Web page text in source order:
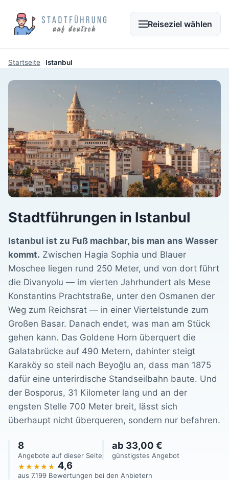
Reiseziel wählen
Startseite Istanbul
Stadtführungen in Istanbul
Istanbul ist zu Fuß machbar, bis man ans Wasser
kommt. Zwischen Hagia Sophia und Blauer
Moschee liegen rund 250 Meter, und von dort führt
die Divanyolu — im vierten Jahrhundert als Mese
Konstantins Prachtstraße, unter den Osmanen der
Weg zum Reichsrat — in einer Viertelstunde zum
Großen Basar. Danach endet, was man am Stück
gehen kann. Das Goldene Horn überquert die
Galatabrücke auf 490 Metern, dahinter steigt
Karaköy so steil nach Beyoğlu an, dass man 1875
dafür eine unterirdische Standseilbahn baute. Und
der Bosporus, 31 Kilometer lang und an der
engsten Stelle 700 Meter breit, lässt sich
überhaupt nicht überqueren, sondern nur befahren.
8
Angebote auf dieser Seite
ab 33,00 €
günstigstes Angebot
4,6
aus 7.199 Bewertungen bei den Anbietern